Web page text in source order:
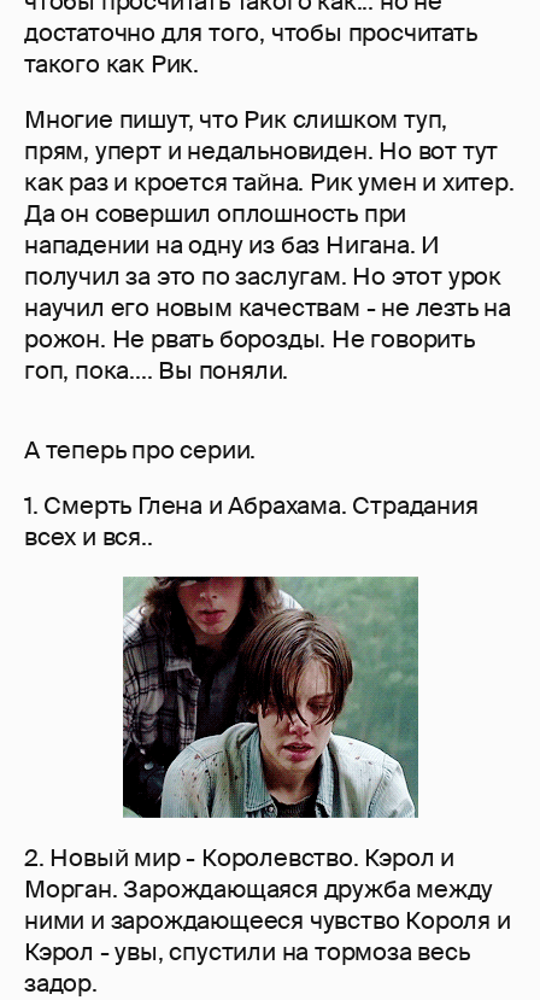
достаточно для того, чтобы просчитать
такого как Рик.
Многие пишут, что Рик слишком туп,
прям, уперт и недальновиден. Но вот тут
как раз и кроется тайна. Рик умен и хитер.
Да он совершил оплошность при
нападении на одну из баз Нигана. И
получил за это по заслугам. Но этот урок
научил его новым качествам - не лезть на
рожон. Не рвать борозды. Не говорить
гоп, пока.... Вы поняли.
А теперь про серии.
1. Смерть Глена и Абрахама. Страдания
всех и вся..
2. Новый мир - Королевство. Кэрол и
Морган. Зарождающаяся дружба между
ними и зарождающееся чувство Короля и
Кэрол - увы, спустили на тормоза весь
задор.